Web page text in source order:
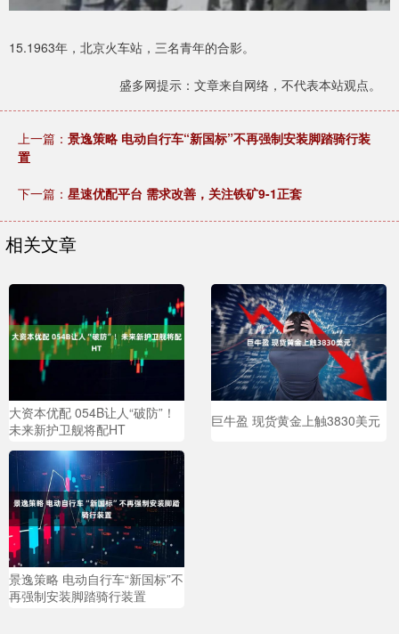
15.1963年，北京火车站，三名青年的合影。
盛多网提示：文章来自网络，不代表本站观点。
上一篇： 景逸策略 电动自行车“新国标”不再强制安装脚踏骑行装
置
下一篇： 星速优配平台 需求改善，关注铁矿9-1正套
相关文章
大资本优配 054B让人“破防”！
未来新护卫舰将配HT
巨牛盈 现货黄金上触3830美元
景逸策略 电动自行车“新国标”不
再强制安装脚踏骑行装置